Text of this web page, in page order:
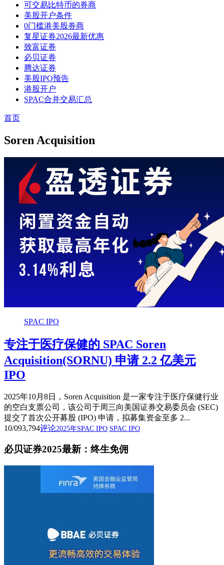
可交易比特币的券商
美股开户条件
0门槛港美股券商
复星证券2026最新优惠
致富证券
必贝证券
腾达证券
美股IPO预告
港股开户
SPAC合并交易汇总
首页
Soren Acquisition
SPAC IPO
专注于医疗保健的 SPAC Soren
Acquisition(SORNU) 申请 2.2 亿美元
IPO
2025年10月8日，Soren Acquisition 是一家专注于医疗保健行业
的空白支票公司，该公司于周三向美国证券交易委员会 (SEC)
提交了首次公开募股 (IPO) 申请，拟募集资金至多 2...
10/093,794评论2025年SPAC IPO SPAC IPO
必贝证券2025最新：终生免佣